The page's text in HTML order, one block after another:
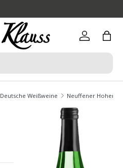
Einloggen
Deutsche Weißweine Neuffener